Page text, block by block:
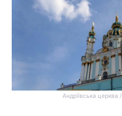
Андріївська церква